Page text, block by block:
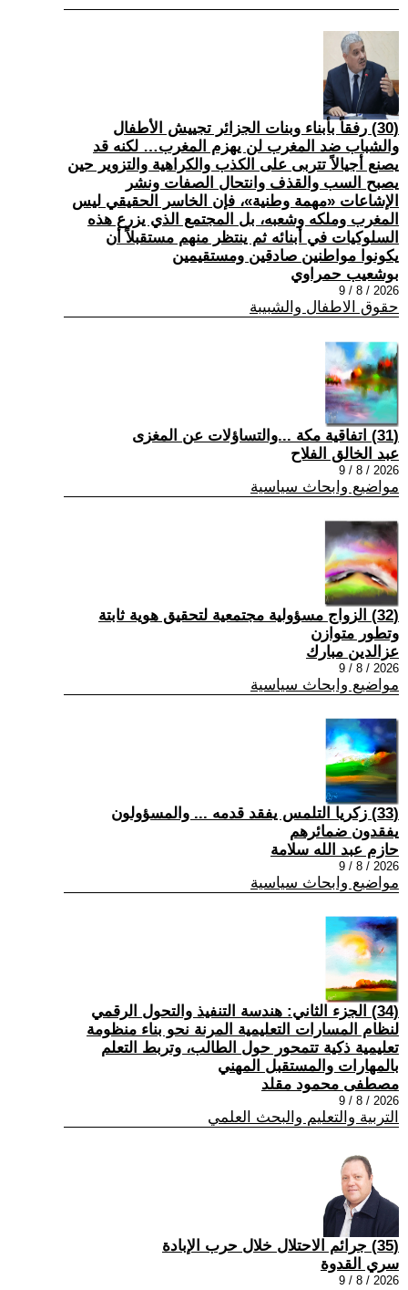
(30) رفقاً بأبناء وبنات الجزائر تجييش الأطفال
والشباب ضد المغرب لن يهزم المغرب… لكنه قد
يصنع أجيالاً تتربى على الكذب والكراهية والتزوير حين
يصبح السب والقذف وانتحال الصفات ونشر
الإشاعات «مهمة وطنية»، فإن الخاسر الحقيقي ليس
المغرب وملكه وشعبه، بل المجتمع الذي يزرع هذه
السلوكيات في أبنائه ثم ينتظر منهم مستقبلاً أن
يكونوا مواطنين صادقين ومستقيمين
بوشعيب حمراوي
2026 / 8 / 9
حقوق الاطفال والشبيبة
(31) اتفاقية مكة ...والتساؤلات عن المغزى
عبد الخالق الفلاح
2026 / 8 / 9
مواضيع وابحاث سياسية
(32) الزواج مسؤولية مجتمعية لتحقيق هوية ثابتة
وتطور متوازن
عزالدين مبارك
2026 / 8 / 9
مواضيع وابحاث سياسية
(33) زكريا التلمس يفقد قدمه ... والمسؤولون
يفقدون ضمائرهم
حازم عبد الله سلامة
2026 / 8 / 9
مواضيع وابحاث سياسية
(34) الجزء الثاني: هندسة التنفيذ والتحول الرقمي
لنظام المسارات التعليمية المرنة نحو بناء منظومة
تعليمية ذكية تتمحور حول الطالب، وتربط التعلم
بالمهارات والمستقبل المهني
مصطفى محمود مقلد
2026 / 8 / 9
التربية والتعليم والبحث العلمي
(35) جرائم الاحتلال خلال حرب الإبادة
سري القدوة
2026 / 8 / 9